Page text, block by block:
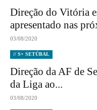
Direção do Vitória
apresentado nas
03/08/2020
// S+ SETÚBAL
Direção da AF de
da Liga ao...
03/08/2020